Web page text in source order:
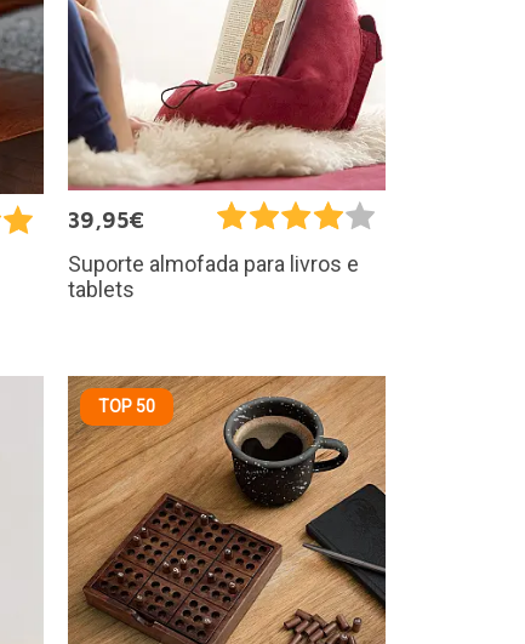
39,95€
Suporte almofada para livros e
tablets
TOP 50